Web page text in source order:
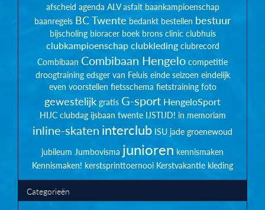
afscheid agenda ALV asfalt baankampioenschap
baanregels BC Twente bedankt bestellen bestuur
bijscholing bioracer boek brons clinic clubhuis
clubkampioenschapclubkleding clubrecord
Combibaan Combibaan Hengelo competitie
droogtraining edsger van Feluis einde seizoen eindelijk
even voorstellen fietsschema fietstraining foto
gewestelijk gratis G-sport HengeloSport
HIJC clubdag ijsbaan twente IJSTIJD! in memoriam
inline-skaten interclub ISU jade groenewoud
jubileum Jumbovisma junioren kennismaken
Kennismaken! kerstsprinttoernooi Kerstvakantie kleding
Categorieën